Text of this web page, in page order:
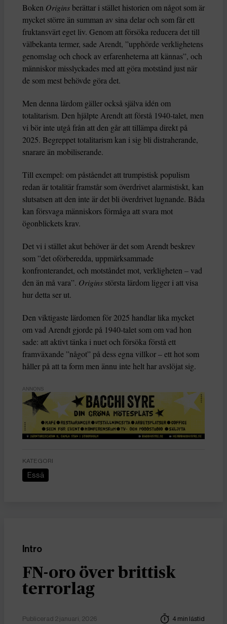
Boken Originsberättar i stället historien om något som är
mycket större än summan av sina delar och som får ett
fruktansvärt eget liv. Genom att försöka reducera det till
välbekanta termer, sade Arendt, ”upphörde verklighetens
genomslag och chock av erfarenheterna att kännas”, och
människor misslyckades med att göra motstånd just när
de som mest behövde göra det.
Men denna lärdom gäller också själva idén om
totalitarism. Den hjälpte Arendt att förstå 1940-talet, men
vi bör inte utgå från att den går att tillämpa direkt på
2025. Begreppet totalitarism kan i sig bli distraherande,
snarare än mobiliserande.
Till exempel: om påståendet att trumpistisk populism
redan är totalitär framstår som överdrivet alarmistiskt, kan
slutsatsen att den inte är det bli överdrivet lugnande. Båda
kan försvaga människors förmåga att svara mot
ögonblickets krav.
Det vi i stället akut behöver är det som Arendt beskrev
som ”det oförberedda, uppmärksammade
konfronterandet, och motståndet mot, verkligheten – vad
den än må vara”. Origins största lärdom ligger i att visa
hur detta ser ut.
Den viktigaste lärdomen för 2025 handlar lika mycket
om vad Arendt gjorde på 1940-talet som om vad hon
sade: att aktivt tänka i nuet och försöka förstå ett
framväxande ”något” på dess egna villkor – ett hot som
håller på att ta form men ännu inte helt har avslöjat sig.
ANNONS
KATEGORI
Essä
Intro
FN-oro över brittisk
terrorlag
Publicerad 2 januari, 2026 4 min lästid